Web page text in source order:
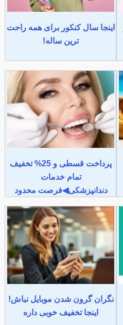
اینجا سال کنکور برای همه راحت
ترین ساله!
پرداخت قسطی و 25% تخفیف
تمام خدمات
دندانپزشکی◀فرصت محدود
نگران گرون شدن موبایل نباش!
اینجا تخفیف خوبی داره